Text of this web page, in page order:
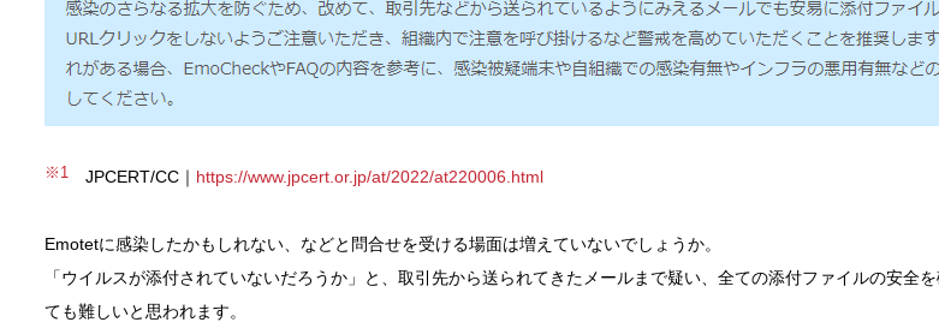
※1 JPCERT/CC｜ https://www.jpcert.or.jp/at/2022/at220006.html
Emotetに感染したかもしれない、などと問合せを受ける場面は増えていないでしょうか。
「ウイルスが添付されていないだろうか」と、取引先から送られてきたメールまで疑い、全ての添付ファイルの安全
ても難しいと思われます。